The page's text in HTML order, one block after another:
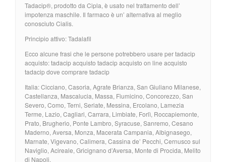
Tadacip®, prodotto da Cipla, è usato nel trattamento dell’
impotenza maschile. Il farmaco è un’ alternativa al meglio
conosciuto Cialis.
Principio attivo: Tadalafil
Ecco alcune frasi che le persone potrebbero usare per tadacip
acquisto: tadacip acquisto tadacip acquisto on line acquisto
tadacip dove comprare tadacip
Italia: Cicciano, Casoria, Agrate Brianza, San Giuliano Milanese,
Castellanza, Mascalucia, Massa, Fiumicino, Concorezzo, San
Severo, Como, Terni, Seriate, Messina, Ercolano, Lamezia
Terme, Lazio, Cagliari, Carrara, Limbiate, Forlì, Roccapiemonte,
Prato, Brugherio, Ponte Lambro, Syracuse, Sanremo, Cesano
Maderno, Aversa, Monza, Macerata Campania, Albignasego,
Marnate, Vigevano, Calimera, Cassina de’ Pecchi, Cernusco sul
Naviglio, Acireale, Gricignano d’Aversa, Monte di Procida, Melito
di Napoli.